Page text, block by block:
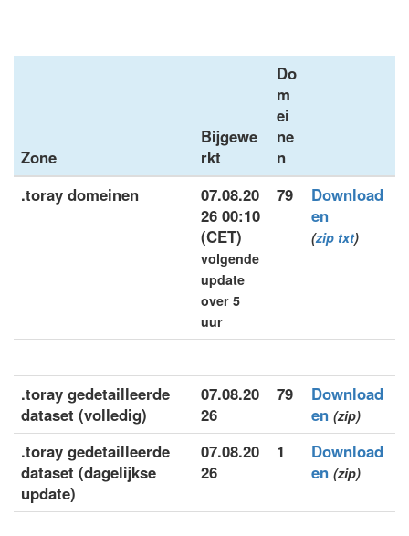
Zone
Bijgewe
rkt
Do
m
ei
ne
n
.toray domeinen
07.08.20
26 00:10
(CET)
volgende
update
over 5
uur
79
Download
en
(zip txt)
.toray gedetailleerde
dataset (volledig)
07.08.20
26
79
Download
en (zip)
.toray gedetailleerde
dataset (dagelijkse
update)
07.08.20
26
1
Download
en (zip)